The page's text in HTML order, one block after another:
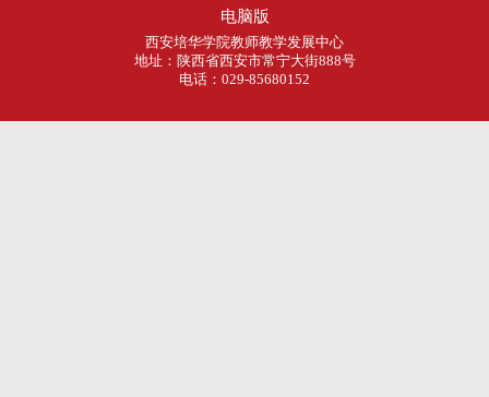
电脑版
西安培华学院教师教学发展中心
地址：陕西省西安市常宁大街888号
电话：029-85680152